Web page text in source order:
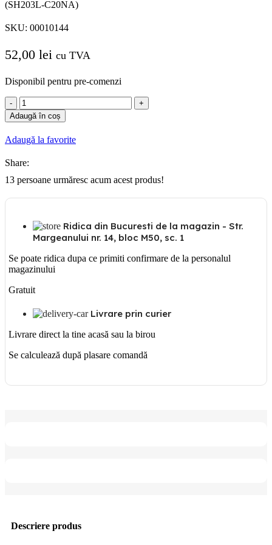
(SH203L-C20NA)
SKU: 00010144
52,00 lei cu TVA
Disponibil pentru pre-comenzi
Cantitate
ABB
SIGURANTA
AUTOMATA
3P+N
4.5KA
(SH203L-
Adaugă în coș
Adaugă la favorite
Share:
13 persoane urmăresc acum acest produs!
Ridica din Bucuresti de la magazin - Str.
Margeanului nr. 14, bloc M50, sc. 1
Se poate ridica dupa ce primiti confirmare de la personalul
magazinului
Gratuit
Livrare prin curier
Livrare direct la tine acasă sau la birou
Se calculează după plasare comandă
Descriere produs